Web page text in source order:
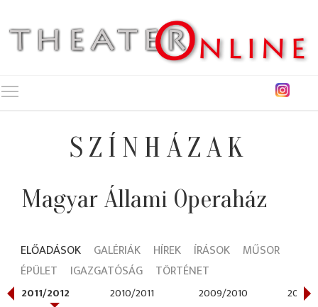
SZÍNHÁZAK
Magyar Állami Operaház
ELŐADÁSOK GALÉRIÁK HÍREK ÍRÁSOK
MŰSOR
ÉPÜLET
IGAZGATÓSÁG TÖRTÉNET
2011/2012 2010/2011 2009/2010 2008/